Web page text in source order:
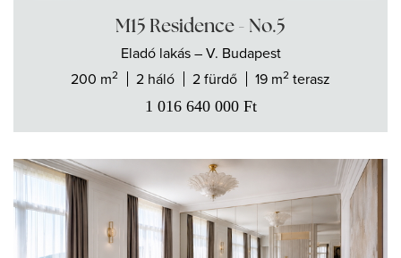
M15 Residence - No.5
Eladó lakás – V. Budapest
200 m2 2 háló 2 fürdő 19 m2 terasz
1 016 640 000 Ft